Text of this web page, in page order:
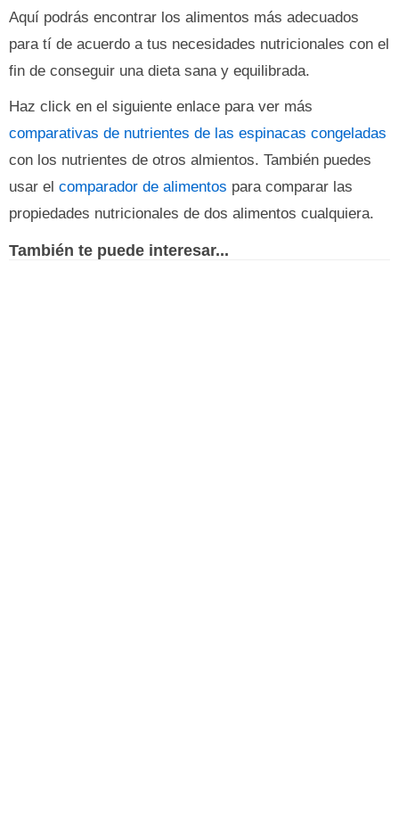
Aquí podrás encontrar los alimentos más adecuados
para tí de acuerdo a tus necesidades nutricionales con el
fin de conseguir una dieta sana y equilibrada.
Haz click en el siguiente enlace para ver más
comparativas de nutrientes de las espinacas congeladas
con los nutrientes de otros almientos. También puedes
usar el comparador de alimentos para comparar las
propiedades nutricionales de dos alimentos cualquiera.
También te puede interesar...